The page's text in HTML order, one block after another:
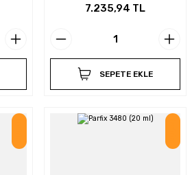
7.235,94 TL
SEPETE EKLE